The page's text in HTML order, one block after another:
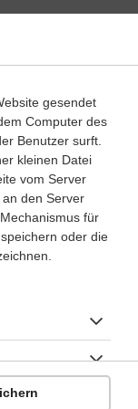
, bei dem
Das typische
Würfel – alle
1/6.
aus
dernErgebnisse
Experiment
der
gesendet
Computer des
Benutzer surft.
kleinen Datei
vom Server
den Server
für
oder die